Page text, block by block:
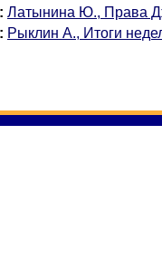
: Латынина Ю., Права
: Рыклин А., Итоги